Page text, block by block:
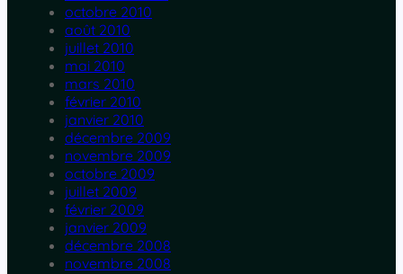
octobre 2010
août 2010
juillet 2010
mai 2010
mars 2010
février 2010
janvier 2010
décembre 2009
novembre 2009
octobre 2009
juillet 2009
février 2009
janvier 2009
décembre 2008
novembre 2008